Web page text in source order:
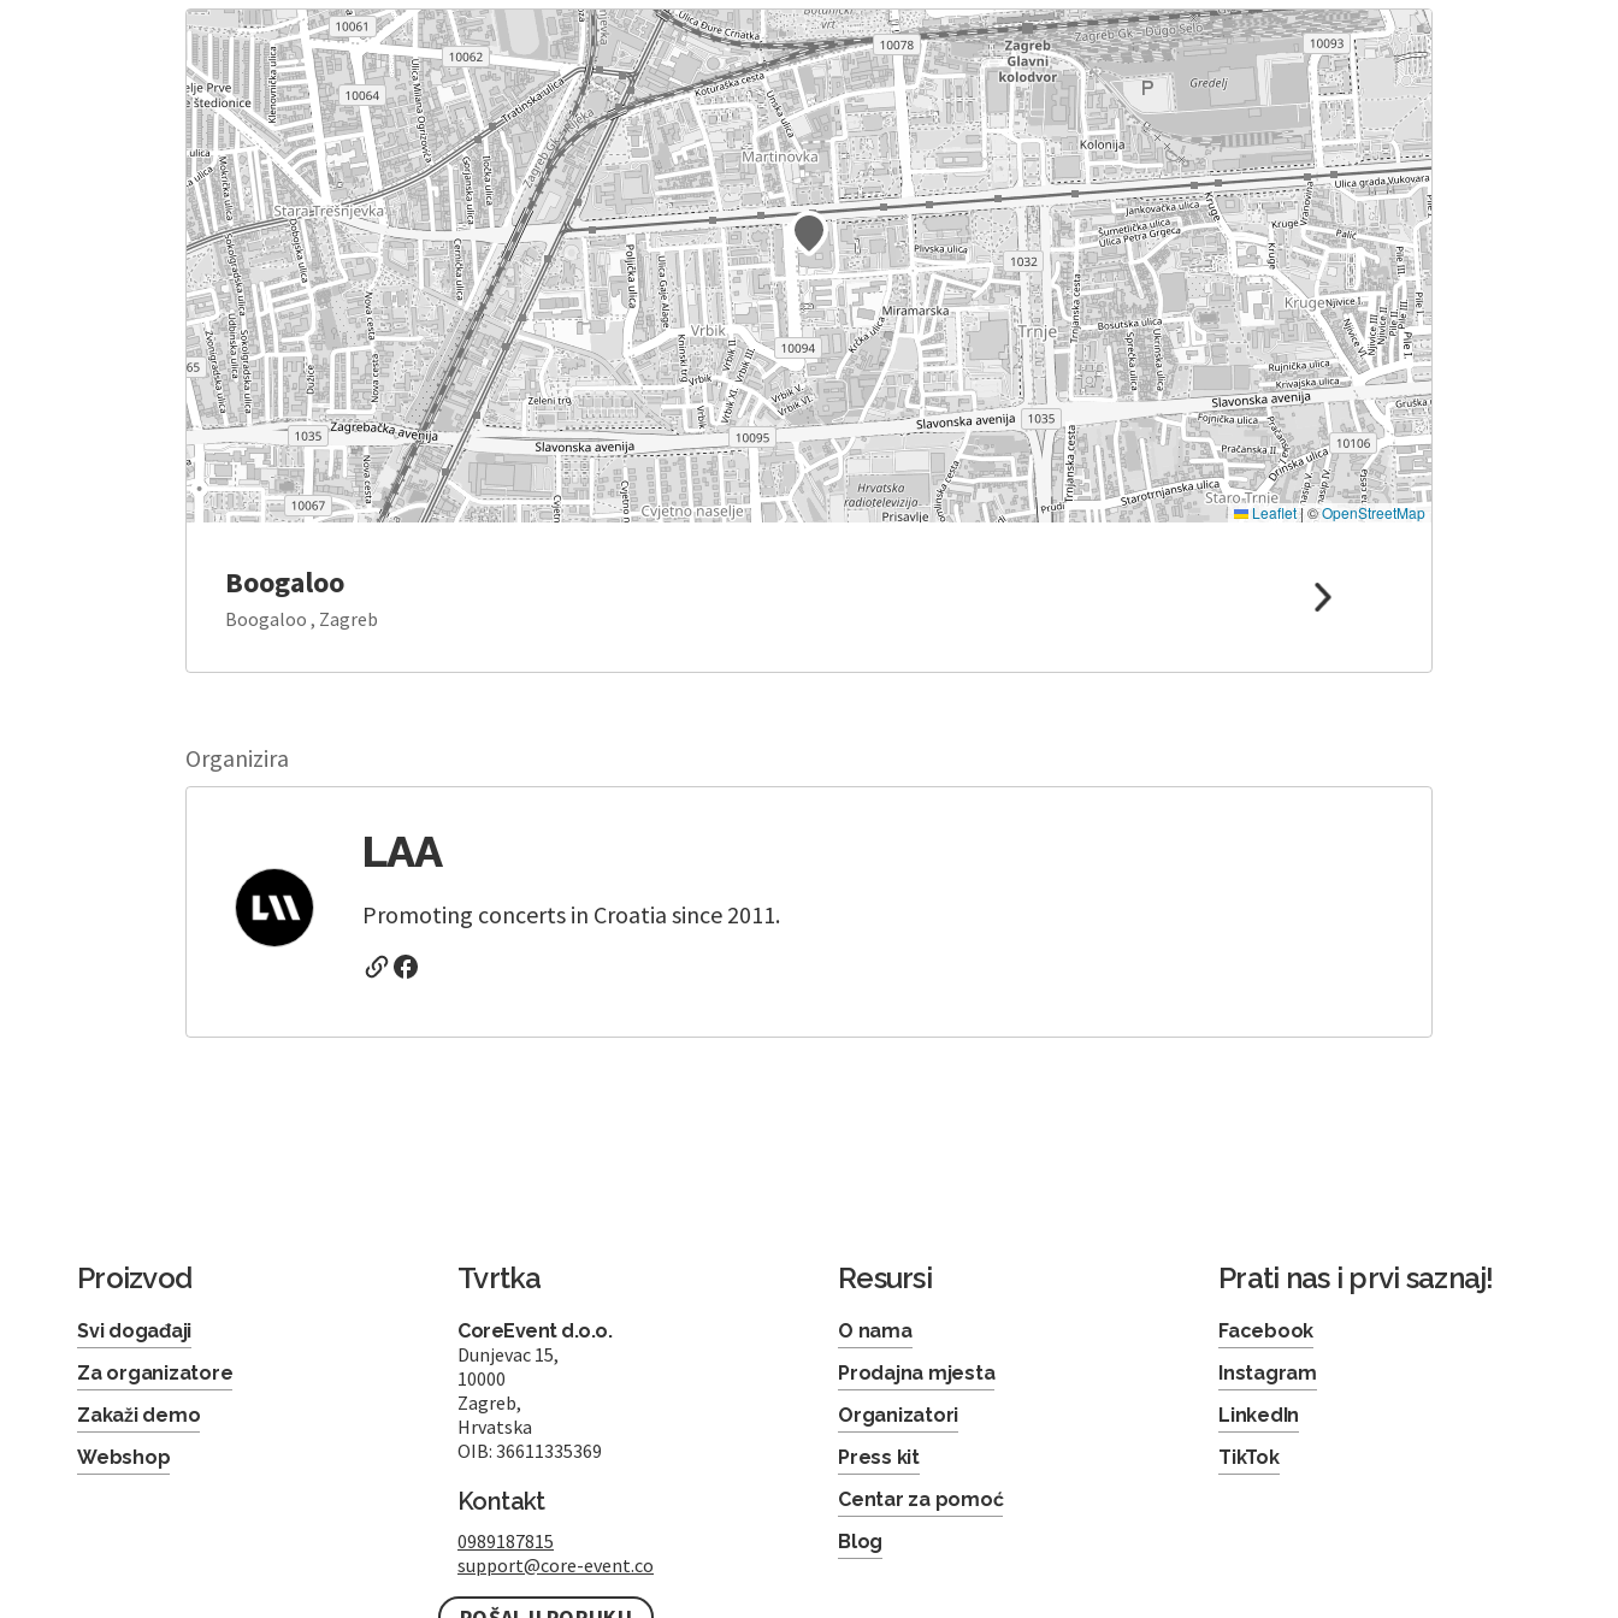
Leaflet|©OpenStreetMap
Boogaloo
Boogaloo , Zagreb
Organizira
LAA
Promoting concerts in Croatia since 2011.
Proizvod
Svi događaji
Za organizatore
Zakaži demo
Webshop
Tvrtka
CoreEvent d.o.o.
Dunjevac 15,
10000
Zagreb,
Hrvatska
OIB: 36611335369
Kontakt
0989187815
support@core-event.co
Resursi
O nama
Prodajna mjesta
Organizatori
Press kit
Centar za pomoć
Blog
Prati nas i prvi saznaj!
Facebook
Instagram
LinkedIn
TikTok